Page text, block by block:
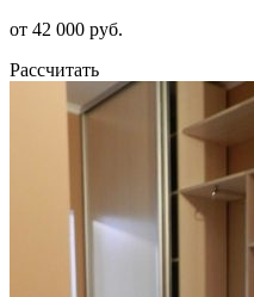
от 42 000 руб.
Рассчитать